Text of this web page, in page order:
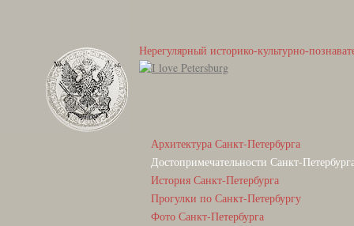
Нерегулярный историко-культурно-
Архитектура Санкт-Петербурга
Достопримечательности Санкт-
История Санкт-Петербурга
Прогулки по Санкт-Петербургу
Фото Санкт-Петербурга